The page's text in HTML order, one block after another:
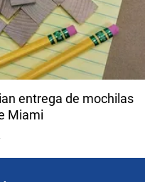
entrega de mochilas
Miami